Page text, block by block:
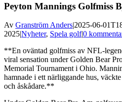
Peyton Mannings Golfmiss
Av Granström Anders|2025-06-
2025|Nyheter, Spela golf|0
**En oväntad golfmiss av NFL-
viral sensation under Golden Bear
Memorial Tournament i Ohio.
hamnade i ett närliggande hus,
och åskådare.**